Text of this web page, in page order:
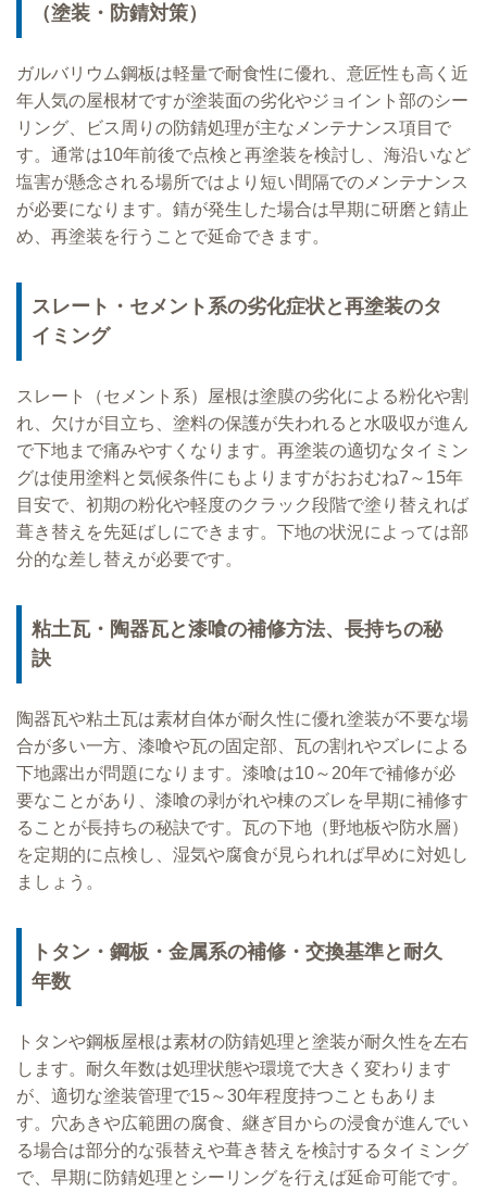
（塗装・防錆対策）
ガルバリウム鋼板は軽量で耐食性に優れ、意匠性も高く近
年人気の屋根材ですが塗装面の劣化やジョイント部のシー
リング、ビス周りの防錆処理が主なメンテナンス項目で
す。通常は10年前後で点検と再塗装を検討し、海沿いなど
塩害が懸念される場所ではより短い間隔でのメンテナンス
が必要になります。錆が発生した場合は早期に研磨と錆止
め、再塗装を行うことで延命できます。
スレート・セメント系の劣化症状と再塗装のタ
イミング
スレート（セメント系）屋根は塗膜の劣化による粉化や割
れ、欠けが目立ち、塗料の保護が失われると水吸収が進ん
で下地まで痛みやすくなります。再塗装の適切なタイミン
グは使用塗料と気候条件にもよりますがおおむね7～15年
目安で、初期の粉化や軽度のクラック段階で塗り替えれば
葺き替えを先延ばしにできます。下地の状況によっては部
分的な差し替えが必要です。
粘土瓦・陶器瓦と漆喰の補修方法、長持ちの秘
訣
陶器瓦や粘土瓦は素材自体が耐久性に優れ塗装が不要な場
合が多い一方、漆喰や瓦の固定部、瓦の割れやズレによる
下地露出が問題になります。漆喰は10～20年で補修が必
要なことがあり、漆喰の剥がれや棟のズレを早期に補修す
ることが長持ちの秘訣です。瓦の下地（野地板や防水層）
を定期的に点検し、湿気や腐食が見られれば早めに対処し
ましょう。
トタン・鋼板・金属系の補修・交換基準と耐久
年数
トタンや鋼板屋根は素材の防錆処理と塗装が耐久性を左右
します。耐久年数は処理状態や環境で大きく変わります
が、適切な塗装管理で15～30年程度持つこともありま
す。穴あきや広範囲の腐食、継ぎ目からの浸食が進んでい
る場合は部分的な張替えや葺き替えを検討するタイミング
で、早期に防錆処理とシーリングを行えば延命可能です。